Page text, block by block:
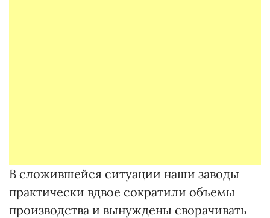
В сложившейся ситуации наши заводы
практически вдвое сократили объемы
производства и вынуждены сворачивать